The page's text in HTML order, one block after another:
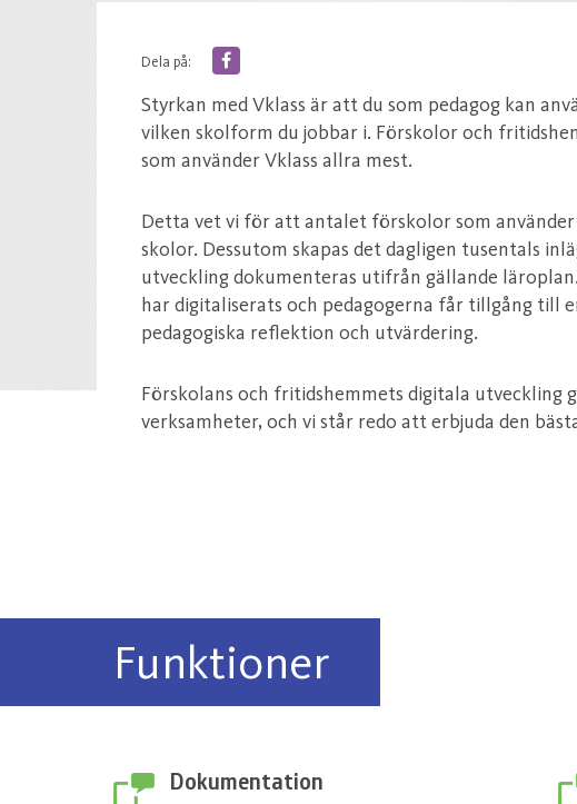
Dela på:
Styrkan med Vklass är att du som pedagog kan
vilken skolform du jobbar i. Förskolor och
som använder Vklass allra mest.
Detta vet vi för att antalet förskolor som
skolor. Dessutom skapas det dagligen tusentals
utveckling dokumenteras utifrån gällande
har digitaliserats och pedagogerna får tillgång till
pedagogiska reflektion och utvärdering.
Förskolans och fritidshemmets digitala utveckling
verksamheter, och vi står redo att erbjuda den
Funktioner
Dokumentation